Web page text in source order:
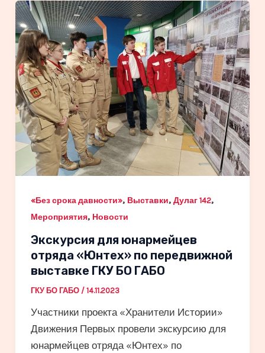
«Без срока давности», Выставки, Дулаг 142,
Мероприятия, Новости
Экскурсия для юнармейцев
отряда «Юнтех» по передвижной
выставке ГКУ БО ГАБО
ГКУ БО ГАБО / 14.11.2023
Участники проекта «Хранители Истории»
Движения Первых провели экскурсию для
юнармейцев отряда «Юнтех» по